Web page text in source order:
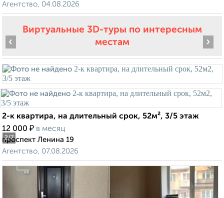
Агентство, 04.08.2026
Виртуальные 3D-туры по интересным
местам
2/7
‹ ›
2-к квартира, на длительный срок, 52м², 3/5 этаж
12 000 ₽ в месяц
проспект Ленина 19
Агентство, 07.08.2026